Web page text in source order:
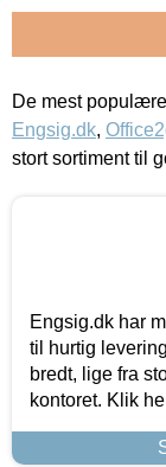
De mest
Engsig.dk,
stort sortiment til
Engsig.dk har
til hurtig
bredt, lige fra
kontoret. Klik